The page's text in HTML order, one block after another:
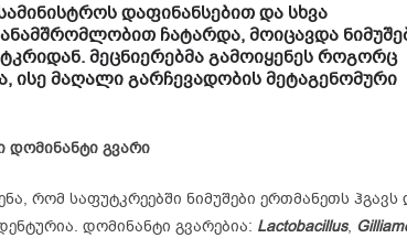
დაფინანსებით და სხვა
ჩატარდა, მოიცავდა
მეცნიერებმა გამოიყენეს როგორც
მაღალი გარჩევადობის მეტაგენომური
დომინანტი გვარი
რომ საფუტკრეებში ნიმუშები ერთმანეთს ჰგავს
დომინანტი გვარებია: Lactobacillus,